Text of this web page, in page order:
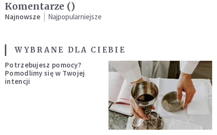
Komentarze ()
Najnowsze Najpopularniejsze
WYBRANE DLA CIEBIE
Potrzebujesz pomocy?
Pomodlimy się w Twojej
intencji